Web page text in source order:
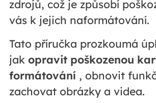
zdrojů, což je způsobí
vás k jejich naformátování.
Tato příručka prozkoumá
jak opravit poškozenou
formátování , obnovit
zachovat obrázky a videa.